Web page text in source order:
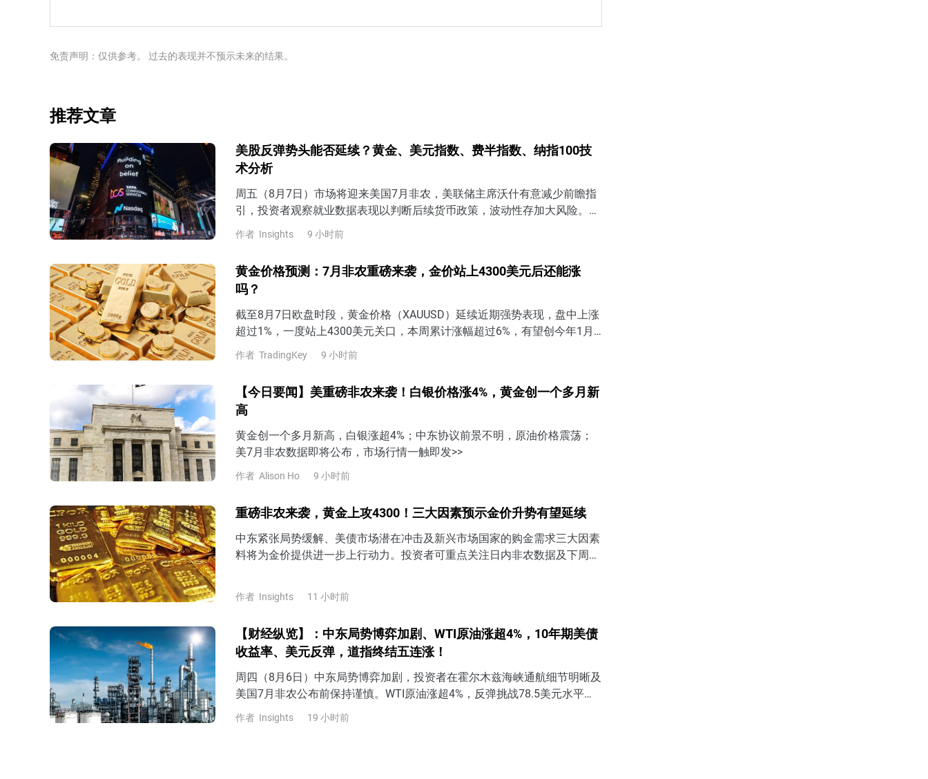
免责声明：仅供参考。 过去的表现并不预示未来的结果。
推荐文章
美股反弹势头能否延续？黄金、美元指数、费半指数、纳指100技
术分析
周五（8月7日）市场将迎来美国7月非农，美联储主席沃什有意减少前瞻指
引，投资者观察就业数据表现以判断后续货币政策，波动性存加大风险。若
7月非农表现疲软，美联储9月加息可能性将下降，但若就业、薪资显著强于
预期，那么市场或将提高9月加息概率，还可能定价美联储行动过晚（too
作者 Insights 9 小时前
黄金价格预测：7月非农重磅来袭，金价站上4300美元后还能涨
吗？
截至8月7日欧盘时段，黄金价格（XAUUSD）延续近期强势表现，盘中上涨
超过1%，一度站上4300美元关口，本周累计涨幅超过6%，有望创今年1月
以来最大单周涨幅。随着美国7月非农就业数据即将公布，市场正在重新评
估美联储9月是否仍有必要加息，黄金也进入近期重要的方向选择阶段。7月
公布7月非农就业报告。从
作者 TradingKey 9 小时前
【今日要闻】美重磅非农来袭！白银价格涨4%，黄金创一个多月新
高
黄金创一个多月新高，白银涨超4%；中东协议前景不明，原油价格震荡；
美7月非农数据即将公布，市场行情一触即发>>
作者 Alison Ho 9 小时前
重磅非农来袭，黄金上攻4300！三大因素预示金价升势有望延续
中东紧张局势缓解、美债市场潜在冲击及新兴市场国家的购金需求三大因素
料将为金价提供进一步上行动力。投资者可重点关注日内非农数据及下周的
作者 Insights 11 小时前
【财经纵览】：中东局势博弈加剧、WTI原油涨超4%，10年期美债
收益率、美元反弹，道指终结五连涨！
周四（8月6日）中东局势博弈加剧，投资者在霍尔木兹海峡通航细节明晰及
美国7月非农公布前保持谨慎。WTI原油涨超4%，反弹挑战78.5美元水平。
美元、美债收益率齐齐反弹，其中10年期美债收益率上涨6个基点至
4.67%，美元反攻100关口。黄金冲高回落受阻4300美元。
作者 Insights 19 小时前